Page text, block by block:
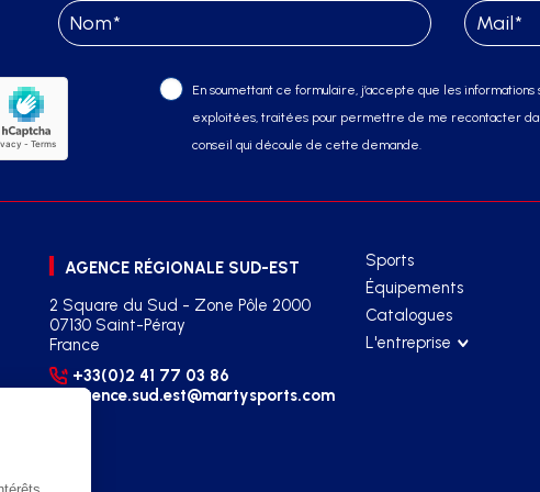
En soumettant ce formulaire, j’accepte que les informations
exploitées, traitées pour permettre de me recontacter
conseil qui découle de cette demande.
AGENCE RÉGIONALE SUD-EST
2 Square du Sud - Zone Pôle 2000
07130 Saint-Péray
France
+33(0)2 41 77 03 86
agence.sud.est@martysports.com
Sports
Équipements
Catalogues
L'entreprise